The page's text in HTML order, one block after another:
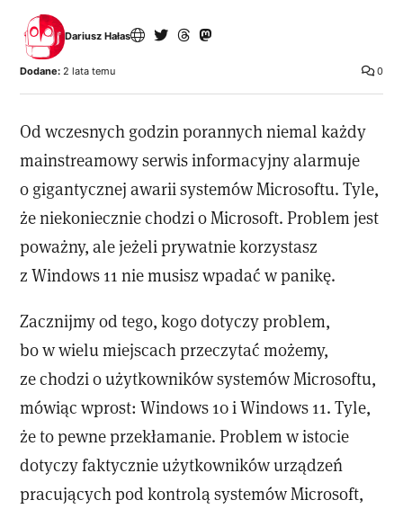
Dariusz Hałas
0
Dodane: 2 lata temu
Od wczesnych godzin porannych niemal każdy
mainstreamowy serwis informacyjny alarmuje
o gigantycznej awarii systemów Microsoftu. Tyle,
że niekoniecznie chodzi o Microsoft. Problem jest
poważny, ale jeżeli prywatnie korzystasz
z Windows 11 nie musisz wpadać w panikę.
Zacznijmy od tego, kogo dotyczy problem,
bo w wielu miejscach przeczytać możemy,
ze chodzi o użytkowników systemów Microsoftu,
mówiąc wprost: Windows 10 i Windows 11. Tyle,
że to pewne przekłamanie. Problem w istocie
dotyczy faktycznie użytkowników urządzeń
pracujących pod kontrolą systemów Microsoft,